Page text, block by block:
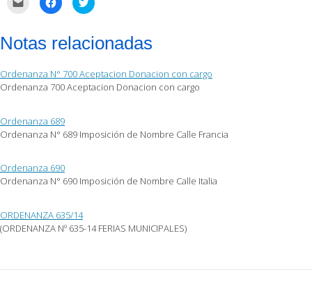
correo
electrónico
amigo
(Se
abre
ventana
nueva)
clic
Facebook
(Se
una
ventana
nueva)
clic
en
Twitter
(Se
una
ventana
nueva)
Notas relacionadas
Ordenanza N° 700 Aceptacion Donacion con cargo
Ordenanza 700 Aceptacion Donacion con cargo
Ordenanza 689
Ordenanza N° 689 Imposición de Nombre Calle Francia
Ordenanza 690
Ordenanza N° 690 Imposición de Nombre Calle Italia
ORDENANZA 635/14
(ORDENANZA Nº 635-14 FERIAS MUNICIPALES)